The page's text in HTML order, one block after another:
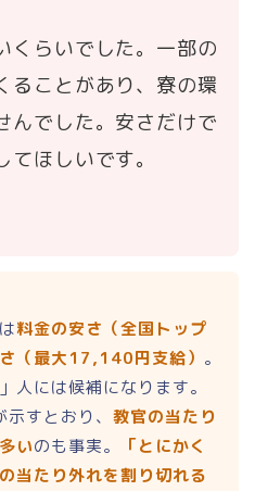
くらいでした。一部の
ることがあり、寮の環
んでした。安さだけで
ほしいです。
料金の安さ（全国トップ
（最大17,140円支給） 。
人には候補になります。
すとおり、 教官の当たり
いのも事実。
「とにかく
当たり外れを割り切れる